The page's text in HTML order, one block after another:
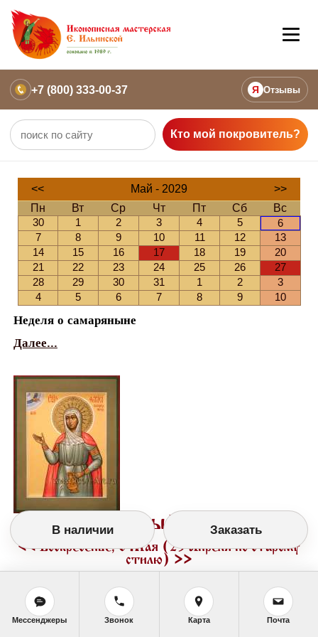
+7 (800) 333-00-37 Я Отзывы
Кто мой покровитель?
<< Май - 2029
>>
Пн
Вт Ср Чт Пт Сб
Вс
30
1 2 3 4 5
6
7
8 9 10 11 12
13
14
15 16 17 18 19
20
21
22 23 24 25 26
27
28
29 30 31 1 2
3
4
5 6 7 8 9 10
Неделя о самаряныне
Далее...
Православный календарь
<<Воскресенье, 6 Мая (23 Апреля по старому
стилю) >>
Праздники в этот день
В наличии Заказать
Мессенджеры Звонок Карта Почта